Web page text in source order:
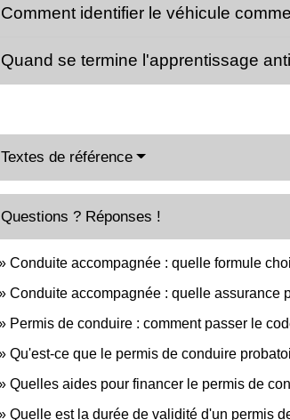
Comment identifier le véhicule
Quand se termine l'apprentissage
Textes de référence
Questions ? Réponses !
Conduite accompagnée : quelle formule
Conduite accompagnée : quelle assurance
Permis de conduire : comment passer le
Qu'est-ce que le permis de conduire
Quelles aides pour financer le permis de
Quelle est la durée de validité d'un permis